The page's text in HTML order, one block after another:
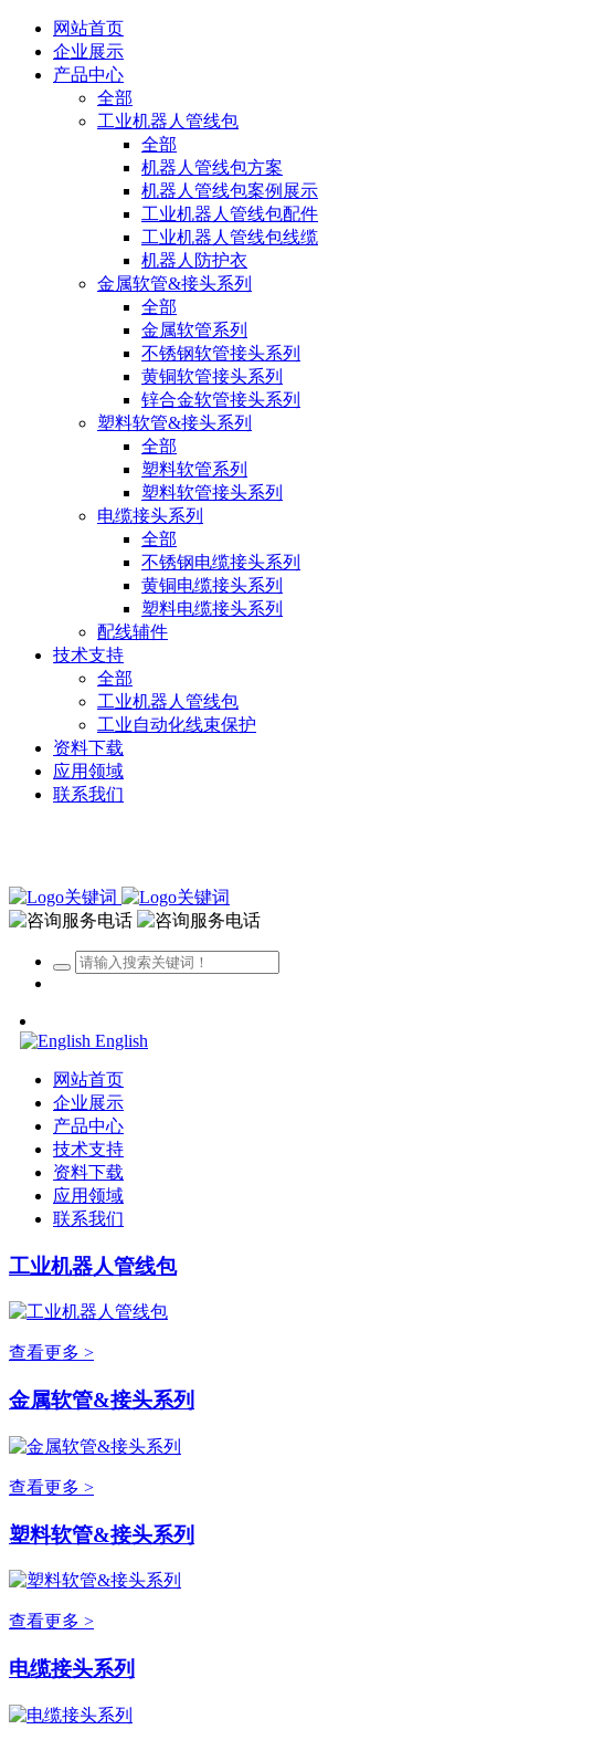
网站首页
企业展示
产品中心
全部
工业机器人管线包
全部
机器人管线包方案
机器人管线包案例展示
工业机器人管线包配件
工业机器人管线包线缆
机器人防护衣
金属软管&接头系列
全部
金属软管系列
不锈钢软管接头系列
黄铜软管接头系列
锌合金软管接头系列
塑料软管&接头系列
全部
塑料软管系列
塑料软管接头系列
电缆接头系列
全部
不锈钢电缆接头系列
黄铜电缆接头系列
塑料电缆接头系列
配线辅件
技术支持
全部
工业机器人管线包
工业自动化线束保护
资料下载
应用领域
联系我们
English
网站首页
企业展示
产品中心
技术支持
资料下载
应用领域
联系我们
工业机器人管线包
查看更多 >
金属软管&接头系列
查看更多 >
塑料软管&接头系列
查看更多 >
电缆接头系列